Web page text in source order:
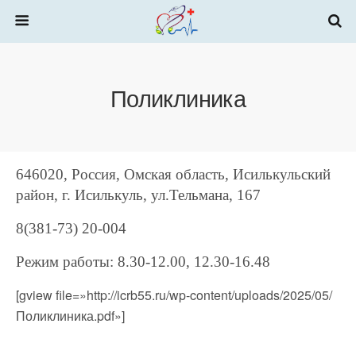
Поликлиника
646020, Россия, Омская область, Исилькульский
район, г. Исилькуль, ул.Тельмана, 167
8(381-73) 20-004
Режим работы: 8.30-12.00, 12.30-16.48
[gview file=»http://icrb55.ru/wp-content/uploads/2025/05/
Поликлиника.pdf»]